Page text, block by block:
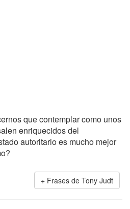
que contemplar como unos
enriquecidos del
autoritario es mucho mejor
Frases de Tony Judt